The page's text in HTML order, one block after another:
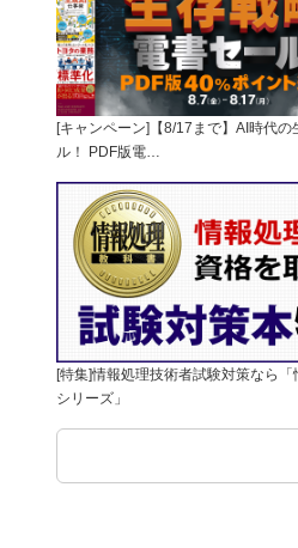
[キャンペーン]【8/17まで】AI時代の
ル！ PDF版電…
[特集]情報処理技術者試験対策なら
シリーズ」